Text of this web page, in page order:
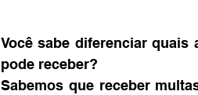
Você sabe diferenciar
pode receber?
Sabemos que receber